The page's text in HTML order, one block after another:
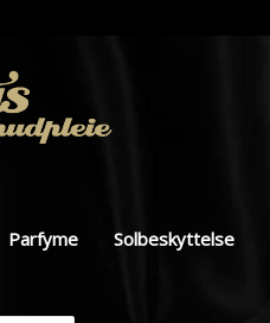
Parfyme Solbeskyttelse